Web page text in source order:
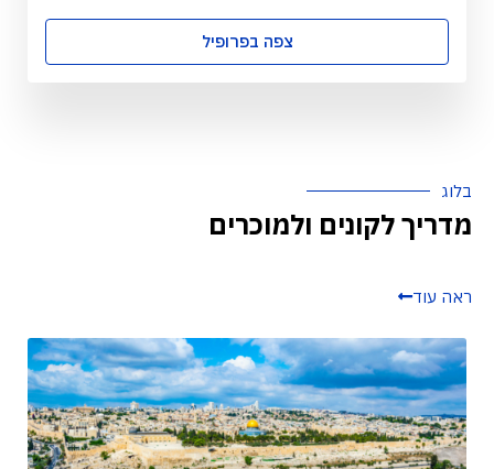
צפה בפרופיל
בלוג
מדריך לקונים ולמוכרים
ראה עוד